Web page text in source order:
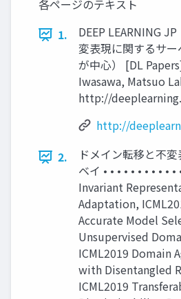
各ページのテキスト
1.
DEEP LEARNING
変表現に関するサ
が中心） [DL
Iwasawa, Matsuo
http://
http://
2.
ドメイン転移と不
ベイ • • • • • • • • • •
Invariant
Adaptation,
Accurate Model
Unsupervised
ICML2019 Domain
with Disentangled
ICML2019